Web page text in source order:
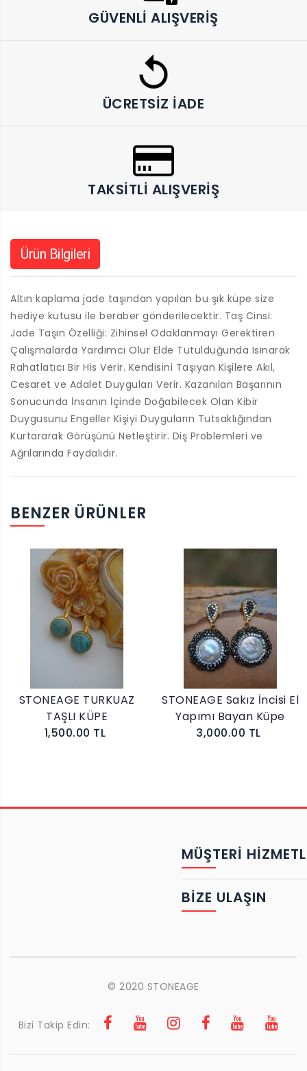
GÜVENLI ALIŞVERIŞ
ÜCRETSIZ İADE
TAKSITLI ALIŞVERIŞ
Ürün Bilgileri
Altın kaplama jade taşından yapılan bu şık küpe size
hediye kutusu ile beraber gönderilecektir. Taş Cinsi:
Jade Taşın Özelliği: Zihinsel Odaklanmayı Gerektiren
Çalışmalarda Yardımcı Olur Elde Tutulduğunda Isınarak
Rahatlatıcı Bir His Verir. Kendisini Taşıyan Kişilere Akıl,
Cesaret ve Adalet Duyguları Verir. Kazanılan Başarının
Sonucunda İnsanın İçinde Doğabilecek Olan Kibir
Duygusunu Engeller Kişiyi Duyguların Tutsaklığından
Kurtararak Görüşünü Netleştirir. Diş Problemleri ve
Ağrılarında Faydalıdır.
BENZER ÜRÜNLER
STONEAGE TURKUAZ
TAŞLI KÜPE
1,500.00 TL
STONEAGE Sakız İncisi El
Yapımı Bayan Küpe
3,000.00 TL
MÜŞTERİ
BIZE ULAŞIN
© 2020 STONEAGE
Bizi Takip Edin: